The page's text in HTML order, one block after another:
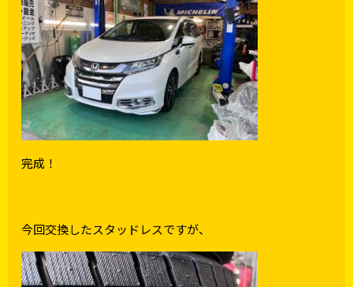
完成！
今回交換したスタッドレスですが、